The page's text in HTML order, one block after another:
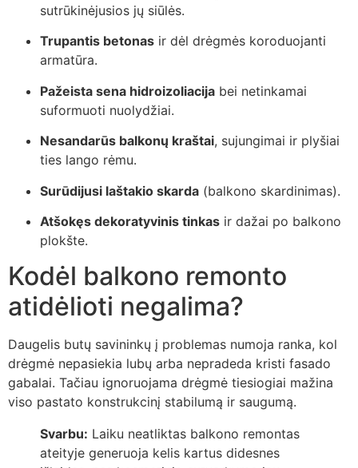
sutrūkinėjusios jų siūlės.
Trupantis betonas ir dėl drėgmės koroduojanti
armatūra.
Pažeista sena hidroizoliacija bei netinkamai
suformuoti nuolydžiai.
Nesandarūs balkonų kraštai, sujungimai ir plyšiai
ties lango rėmu.
Surūdijusi laštakio skarda (balkono skardinimas).
Atšokęs dekoratyvinis tinkas ir dažai po balkono
plokšte.
Kodėl balkono remonto
atidėlioti negalima?
Daugelis butų savininkų į problemas numoja ranka, kol
drėgmė nepasiekia lubų arba nepradeda kristi fasado
gabalai. Tačiau ignoruojama drėgmė tiesiogiai mažina
viso pastato konstrukcinį stabilumą ir saugumą.
Svarbu: Laiku neatliktas balkono remontas
ateityje generuoja kelis kartus didesnes